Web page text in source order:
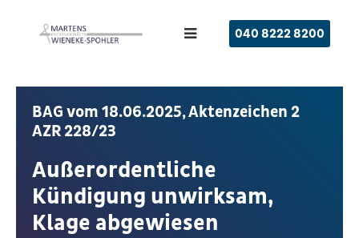
040 8222 8200
BAG vom 18.06.2025, Aktenzeichen 2
AZR 228/23
Außerordentliche
Kündigung unwirksam,
Klage abgewiesen